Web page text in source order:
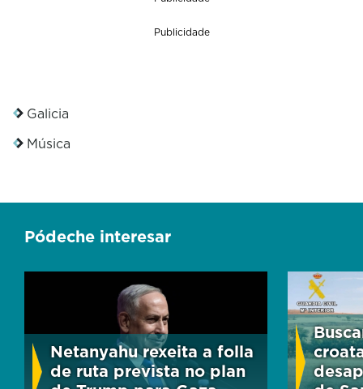
Publicidade
Galicia
Música
Pódeche interesar
Netanyahu rexeita a folla
de ruta prevista no plan